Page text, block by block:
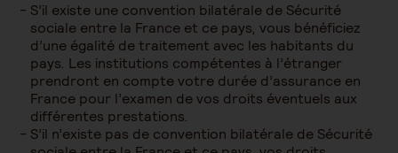
S’il existe une convention bilatérale de Sécurité
sociale entre la France et ce pays, vous bénéficiez
d’une égalité de traitement avec les habitants du
pays. Les institutions compétentes à l’étranger
prendront en compte votre durée d’assurance en
France pour l’examen de vos droits éventuels aux
différentes prestations.
S’il n’existe pas de convention bilatérale de Sécurité